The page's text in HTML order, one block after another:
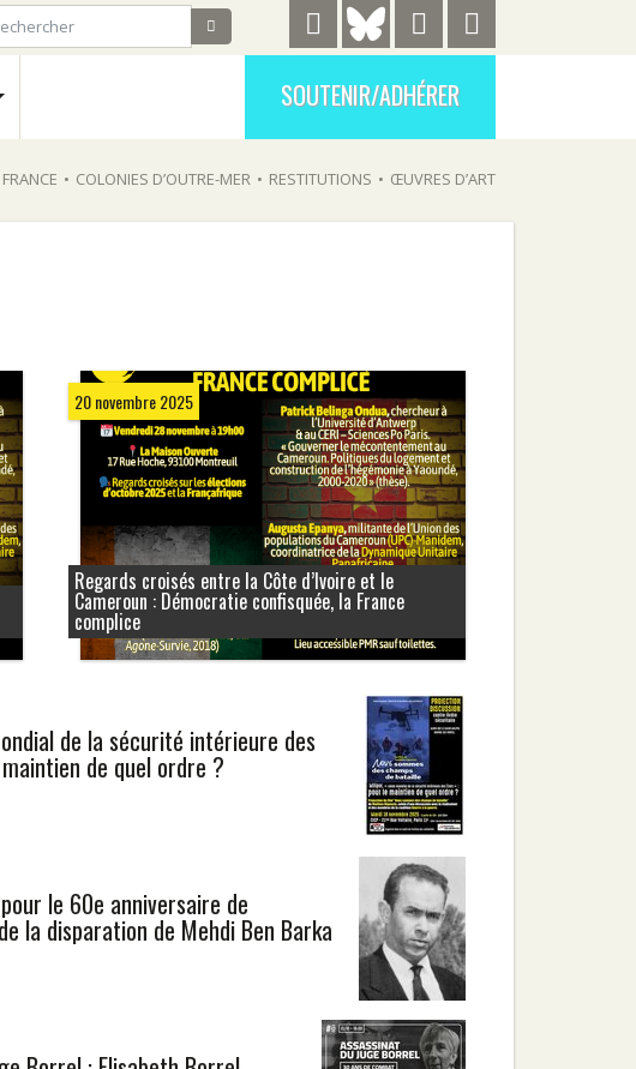
SOUTENIR/ADHÉRER
FRANCE • COLONIES D’OUTRE-MER • RESTITUTIONS • ŒUVRES D’ART
20 novembre 2025
Regards croisés entre la Côte d’Ivoire et le
Cameroun : Démocratie confisquée, la France
complice
de la sécurité intérieure des
de quel ordre ?
le 60e anniversaire de
la disparation de Mehdi Ben Barka